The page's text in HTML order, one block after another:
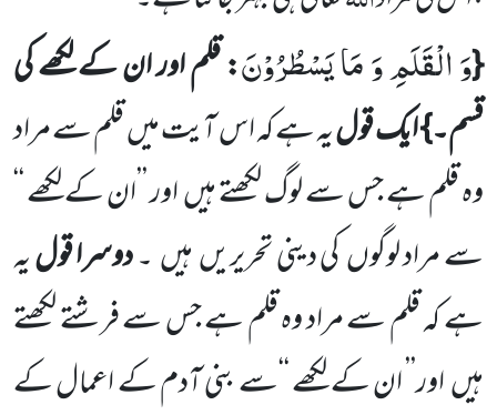
{وَ الْقَلَمِ وَ مَا یَسْطُرُوْنَ:قلم اور ان کے لکھے کی
قسم۔}ایک قولیہ ہے کہ اس آیت میںقلم سے مراد
وہ قلم ہے جس سے لوگ لکھتے ہیںاور ’’ان کے لکھے ‘‘
سے مراد لوگوںکی دینی تحریریںہیں۔دوسرا قولیہ
ہے کہ قلم سے مراد وہ قلم ہے جس سے فرشتے لکھتے
ہیںاور’’ ان کے لکھے ‘‘سے بنی آدم کے اعمال کے